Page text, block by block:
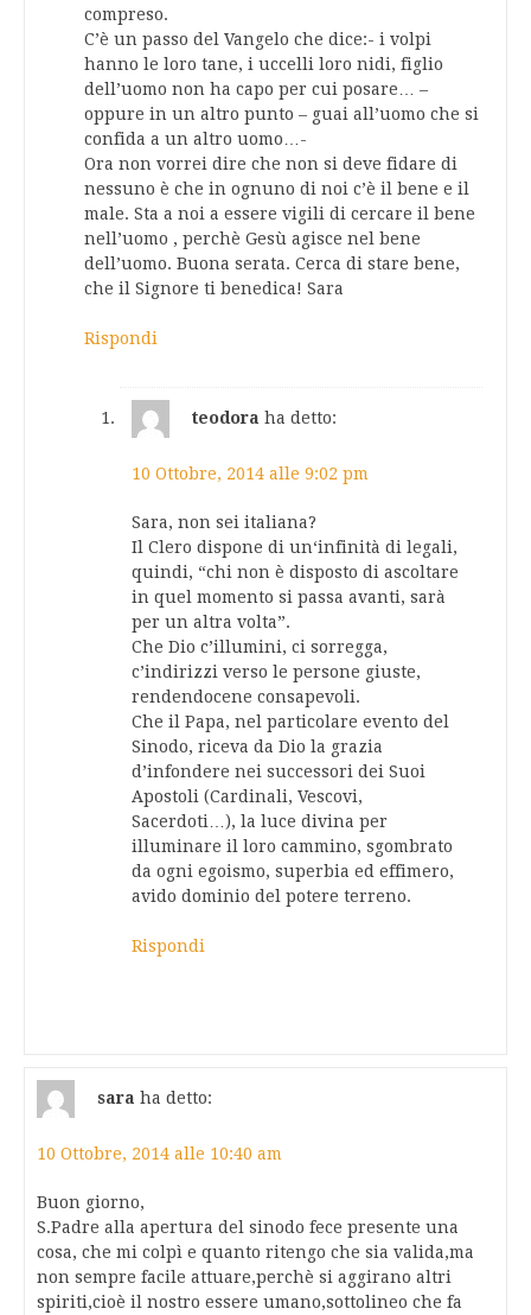
compreso.
C’è un passo del Vangelo che dice:- i volpi
hanno le loro tane, i uccelli loro nidi, figlio
dell’uomo non ha capo per cui posare… –
oppure in un altro punto – guai all’uomo che si
confida a un altro uomo…-
Ora non vorrei dire che non si deve fidare di
nessuno è che in ognuno di noi c’è il bene e il
male. Sta a noi a essere vigili di cercare il bene
nell’uomo , perchè Gesù agisce nel bene
dell’uomo. Buona serata. Cerca di stare bene,
che il Signore ti benedica! Sara
Rispondi
teodora ha detto:
10 Ottobre, 2014 alle 9:02 pm
Sara, non sei italiana?
Il Clero dispone di un‘infinità di legali,
quindi, “chi non è disposto di ascoltare
in quel momento si passa avanti, sarà
per un altra volta”.
Che Dio c’illumini, ci sorregga,
c’indirizzi verso le persone giuste,
rendendocene consapevoli.
Che il Papa, nel particolare evento del
Sinodo, riceva da Dio la grazia
d’infondere nei successori dei Suoi
Apostoli (Cardinali, Vescovi,
Sacerdoti…), la luce divina per
illuminare il loro cammino, sgombrato
da ogni egoismo, superbia ed effimero,
avido dominio del potere terreno.
Rispondi
sara ha detto:
10 Ottobre, 2014 alle 10:40 am
Buon giorno,
S.Padre alla apertura del sinodo fece presente una
cosa, che mi colpì e quanto ritengo che sia valida,ma
non sempre facile attuare,perchè si aggirano altri
spiriti,cioè il nostro essere umano,sottolineo che fa